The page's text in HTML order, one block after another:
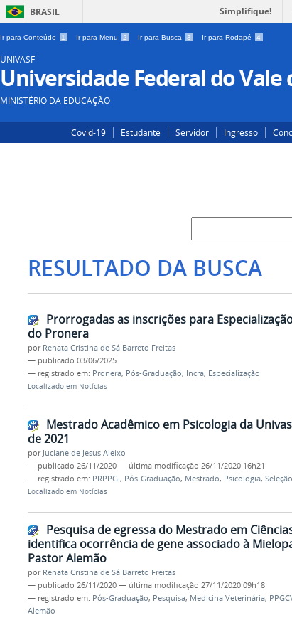
BRASIL Simplifique!
Ir para Conteúdo 1 Ir para Menu 2 Ir para Busca 3 Ir para Rodapé 4
UNIVASF
Universidade Federal do Vale
MINISTÉRIO DA EDUCAÇÃO
Covid-19 Estudante Servidor Ingresso
RESULTADO DA BUSCA
Prorrogadas as inscrições para
do Pronera
por Renata Cristina de Sá Barreto Freitas
— publicado 03/06/2025
— registrado em: Pronera, Pós-Graduação, Incra, Especialização
Localizado em Notícias
Mestrado Acadêmico em Psicologia da
de 2021
por Juciane de Jesus Aleixo
— publicado 26/11/2020 — última modificação 26/11/2020 16h21
— registrado em: PRPPGI, Pós-Graduação, Mestrado, Psicologia, Seleção
Localizado em Notícias
Pesquisa de egressa do Mestrado em
identifica ocorrência de gene associado à
Pastor Alemão
por Renata Cristina de Sá Barreto Freitas
— publicado 26/11/2020 — última modificação 27/11/2020 09h18
— registrado em: Pós-Graduação, Pesquisa, Medicina Veterinária,
Alemão